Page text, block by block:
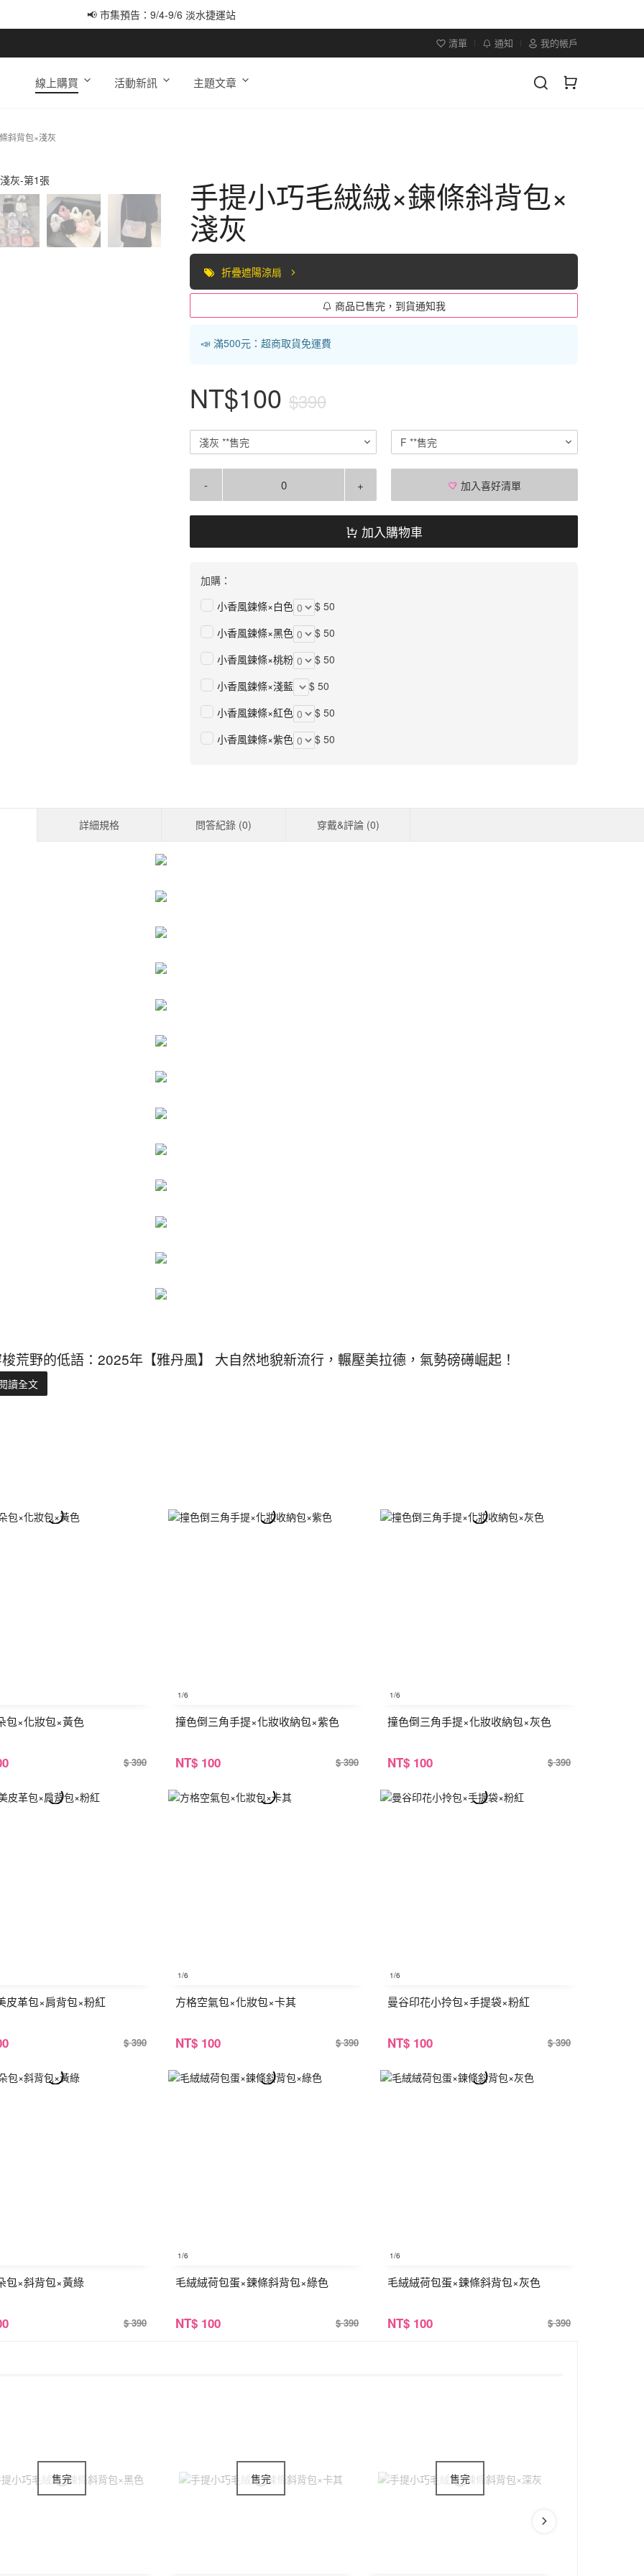
📢 市集預告：9/4-9/6 淡水捷運站
清單 通知 我的帳戶
線上購買 活動新訊 主題文章
斜背包×淺灰
手提小巧毛絨絨×鍊條斜背包×
淺灰
折疊遮陽涼扇
商品已售完，到貨通知我
📣 滿500元：超商取貨免運費
NT$100 $390
淺灰 **售完 F **售完
- + 加入喜好清單
加入購物車
加購：
小香風鍊條×白色
$ 50
小香風鍊條×黑色
$ 50
小香風鍊條×桃粉
$ 50
小香風鍊條×淺藍
$ 50
小香風鍊條×紅色
$ 50
小香風鍊條×紫色
$ 50
詳細規格 問答紀錄 (0) 穿戴&評論 (0)
荒野的低語：2025年【雅丹風】 大自然地貌新流行，輾壓美拉德，氣勢磅礡崛起！
讀全文
包×化妝包×黃色
$ 390
1/6
撞色倒三角手提×化妝收納包×紫色
NT$ 100 $ 390
1/6
撞色倒三角手提×化妝收納包×灰色
NT$ 100 $ 390
皮革包×肩背包×粉紅
$ 390
1/6
方格空氣包×化妝包×卡其
NT$ 100 $ 390
1/6
曼谷印花小拎包×手提袋×粉紅
NT$ 100 $ 390
包×斜背包×黃綠
$ 390
1/6
毛絨絨荷包蛋×鍊條斜背包×綠色
NT$ 100 $ 390
1/6
毛絨絨荷包蛋×鍊條斜背包×灰色
NT$ 100 $ 390